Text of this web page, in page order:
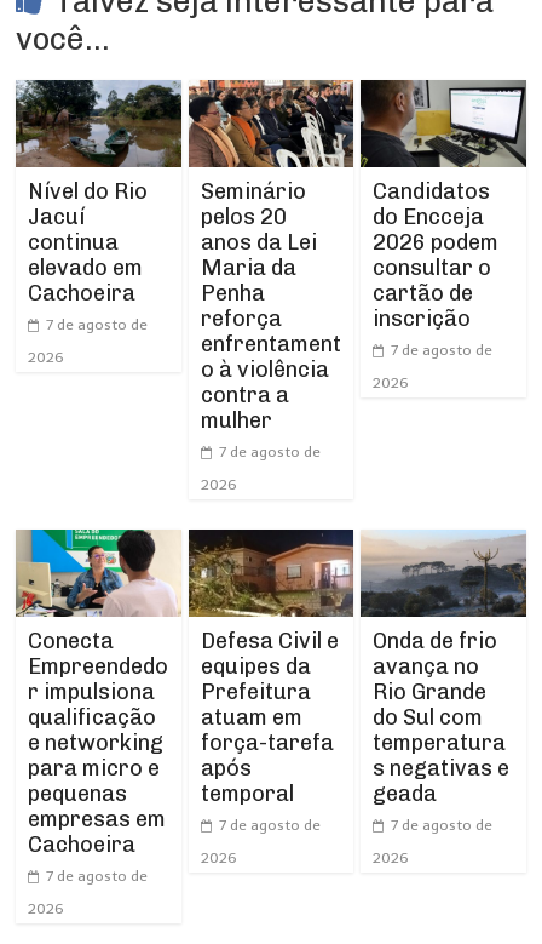
você...
Nível do Rio
Jacuí
continua
elevado em
Cachoeira
7 de agosto de
2026
Seminário
pelos 20
anos da Lei
Maria da
Penha
reforça
enfrentament
o à violência
contra a
mulher
7 de agosto de
2026
Candidatos
do Encceja
2026 podem
consultar o
cartão de
inscrição
7 de agosto de
2026
Conecta
Empreendedo
r impulsiona
qualificação
e networking
para micro e
pequenas
empresas em
Cachoeira
7 de agosto de
2026
Defesa Civil e
equipes da
Prefeitura
atuam em
força-tarefa
após
temporal
7 de agosto de
2026
Onda de frio
avança no
Rio Grande
do Sul com
temperatura
s negativas e
geada
7 de agosto de
2026